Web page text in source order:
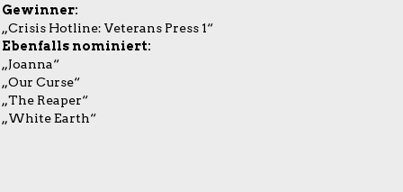
Gewinner:
„Crisis Hotline: Veterans Press 1“
Ebenfalls nominiert:
„Joanna“
„Our Curse“
„The Reaper“
„White Earth“